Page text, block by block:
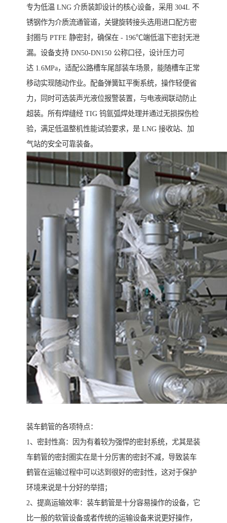
专为低温 LNG 介质装卸设计的核心设备，采用 304L 不
锈钢作为介质流通管道，关键旋转接头选用进口配方密
封圈与 PTFE 静密封，确保在 - 196℃端低温下密封无泄
漏。设备支持 DN50-DN150 公称口径，设计压力可
达 1.6MPa，适配公路槽车尾部装车场景，能随槽车正常
移动实现随动作业。配备弹簧缸平衡系统，操作轻便省
力，同时可选装声光液位报警装置，与电液阀联动防止
超装。所有焊缝经 TIG 钨氩弧焊处理并通过无损探伤检
验，满足低温整机性能试验要求，是 LNG 接收站、加
气站的安全可靠装备。
装车鹤管的各项特点：
1、密封性高：因为有着较为强悍的密封系统，尤其是装
车鹤管的密封圈实在是十分厉害的密封不减，导致装车
鹤管在运输过程中可以达到很好的密封性，这对于保护
环境来说是十分好的举措；
2、提高运输效率：装车鹤管是十分容易操作的设备，它
比一般的软管设备或者传统的运输设备来说更好操作，